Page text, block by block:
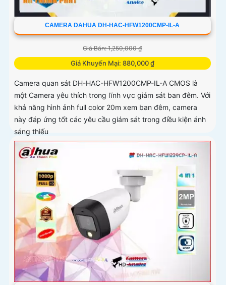
CAMERA DAHUA DH-HAC-HFW1200CMP-IL-A
Giá Bán: 1,250,000 ₫
Giá Khuyến Mại: 880,000 ₫
Camera quan sát DH-HAC-HFW1200CMP-IL-A CMOS là
một Camera yêu thích trong lĩnh vực giám sát ban đêm. Với
khả năng hình ảnh full color 20m xem ban đêm, camera
này đáp ứng tốt các yêu cầu giám sát trong điều kiện ánh
sáng thiếu